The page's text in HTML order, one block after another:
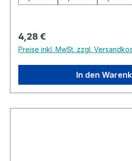
Regulärer Preis:
4,28 €
Preise inkl. MwSt. zzgl.
In den